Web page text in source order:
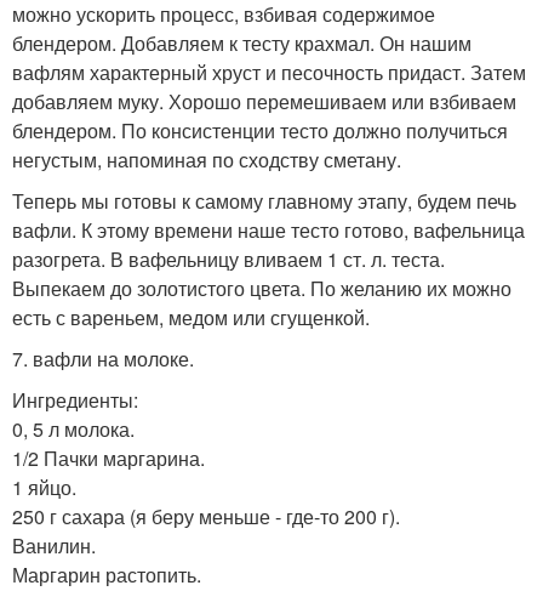
можно ускорить процесс, взбивая содержимое
блендером. Добавляем к тесту крахмал. Он нашим
вафлям характерный хруст и песочность придаст. Затем
добавляем муку. Хорошо перемешиваем или взбиваем
блендером. По консистенции тесто должно получиться
негустым, напоминая по сходству сметану.
Теперь мы готовы к самому главному этапу, будем печь
вафли. К этому времени наше тесто готово, вафельница
разогрета. В вафельницу вливаем 1 ст. л. теста.
Выпекаем до золотистого цвета. По желанию их можно
есть с вареньем, медом или сгущенкой.
7. вафли на молоке.
Ингредиенты:
0, 5 л молока.
1/2 Пачки маргарина.
1 яйцо.
250 г сахара (я беру меньше - где-то 200 г).
Ванилин.
Маргарин растопить.